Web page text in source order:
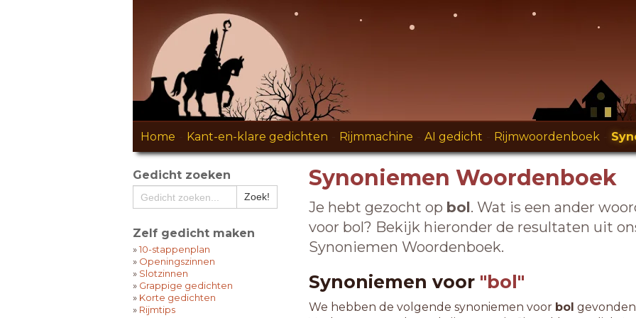
Home Kant-en-klare gedichten Rijmmachine AI gedicht Rijmwoordenboek
Gedicht zoeken
Zelf gedicht maken
»10-stappenplan
» Openingszinnen
» Slotzinnen
» Grappige gedichten
» Korte gedichten
» Rijmtips
Synoniemen Woordenboek
Je hebt gezocht op bol. Wat is een ander
voor bol? Bekijk hieronder de resultaten uit
Synoniemen Woordenboek.
Synoniemen voor "bol"
We hebben de volgende synoniemen voor bol